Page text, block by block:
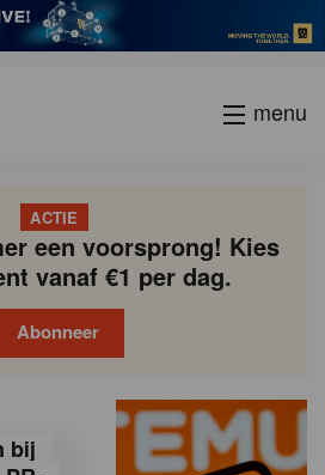
menu
ACTIE
een voorsprong! Kies
vanaf €1 per dag.
Abonneer
bij